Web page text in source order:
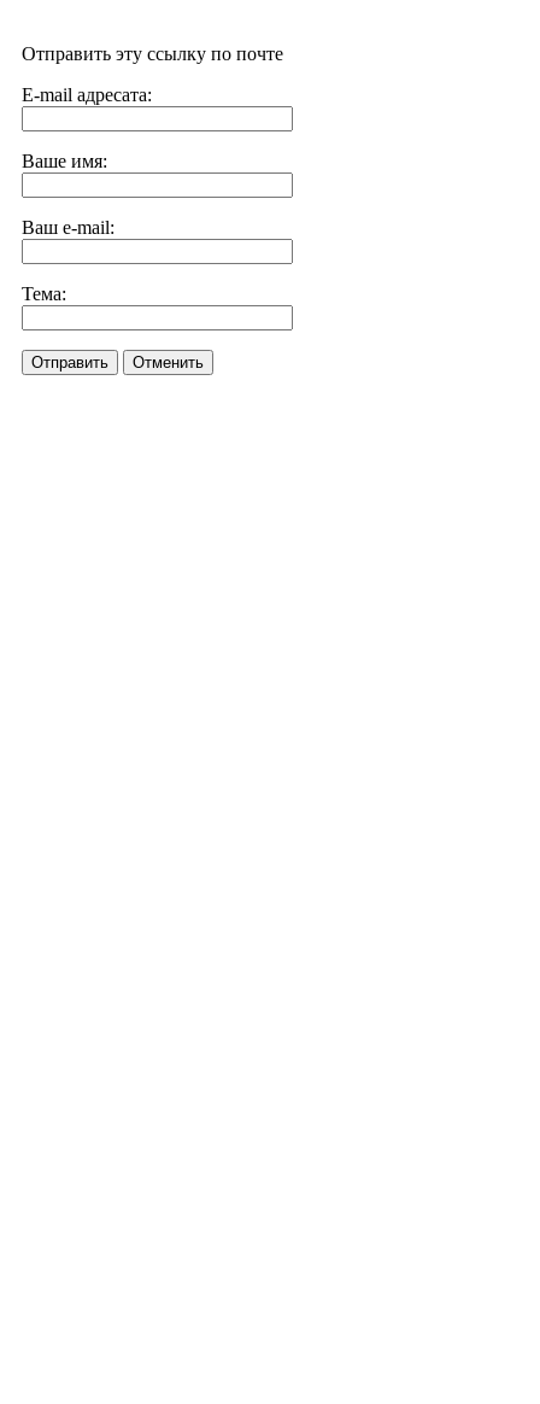
Отправить эту ссылку по почте
E-mail адресата:
Ваше имя:
Ваш e-mail:
Тема:
Отправить Отменить